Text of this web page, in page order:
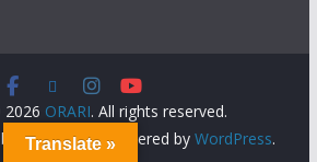
ORARI. All rights reserved.
ThemeGrill. Powered by WordPress.
Translate »